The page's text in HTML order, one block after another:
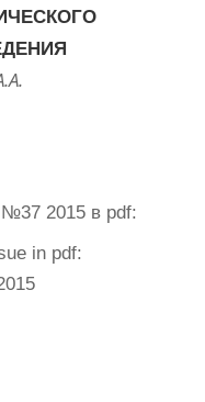
2015 в pdf:
in pdf: